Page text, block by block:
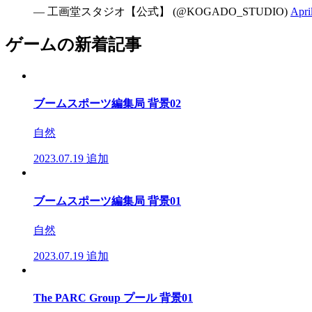
— 工画堂スタジオ【公式】 (@KOGADO_STUDIO)
ゲームの新着記事
ブームスポーツ編集局 背景02
自然
2023.07.19 追加
ブームスポーツ編集局 背景01
自然
2023.07.19 追加
The PARC Group プール 背景01